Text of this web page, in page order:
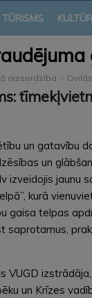
TŪRISMS
aizsardzība >
un gatavību
un
izveidojis jaunu
kurā
gaisa telpas
VUGD
un Krīzes